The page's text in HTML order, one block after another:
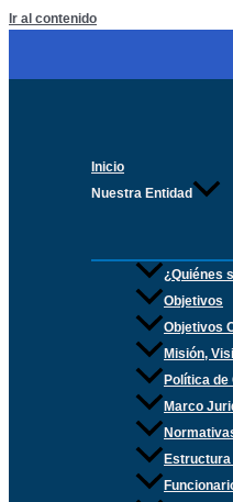
Ir al contenido
Inicio
Nuestra Entidad
¿Quiénes
Objetivos
Objetivos
Misión,
Política de
Marco
Estructura